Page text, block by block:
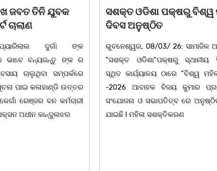
ପକ୍ଷରୁ ବିଶ୍ୱ ମହିଳା
26: ସାମାଜିକ ଅନୁଷ୍ଠାନ
ସ୍ଥାନୀୟ ସିଆରପି
ଠାରେ "ବିଶ୍ୱ ମହିଳା ଦିବସ
ବିଜୟ କୁମାର ପ୍ରଧାନଙ୍କ
ରେ ଅନୁଷ୍ଠିତ ହୋଇ
ଆନ୍ତର୍ଜାତୀୟ ମହିଳା ଦିବସ
ଉପଲକ୍ଷେ ନାଟକ ‘ଖାଣ୍ଟି ସୁନା’
ଚିଲିକା: ଆନ୍ତର୍ଜାତୀୟ ମହିଳା
ଅବସରରେ ବାଲୁଗାଁସ୍ଥିତ ମା'
ନିକେତନ ର ଓଡ଼ିଆ ଅସ୍ମିତା ଉପରେ
ନାଟକ "ଖାଣ୍ଟି ସୁନା" ଗୈ।ରୀ
ପ୍ରତିଷ୍ଠାନ, ଖୋର୍ଦ୍ଧା ଆନୁକୁଲ୍ୟରେ
ହୋଇଯାଇଛି। ଡ଼ଃ ପ୍ରଦୀପ ଭୈମିକ ଙ୍କ